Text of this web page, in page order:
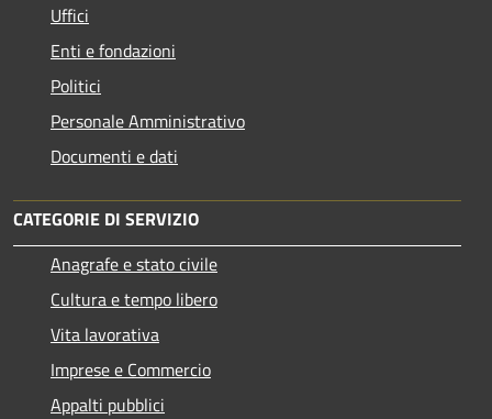
Uffici
Enti e fondazioni
Politici
Personale Amministrativo
Documenti e dati
CATEGORIE DI SERVIZIO
Anagrafe e stato civile
Cultura e tempo libero
Vita lavorativa
Imprese e Commercio
Appalti pubblici